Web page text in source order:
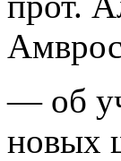
— об
новых